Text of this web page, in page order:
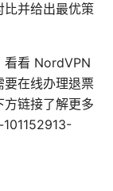
比并给出最优策
看看 NordVPN
要在线办理退票
链接了解更多